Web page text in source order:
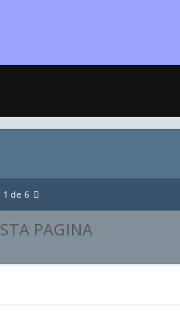
1 de 6
PAGINA